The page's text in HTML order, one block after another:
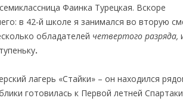
Фаинка Турецкая. Вскоре
в 42-й школе я занимался во вторую
обладателей четвертого разряда,
.
лагерь «Стайки» – он находился
готовилась к Первой летней